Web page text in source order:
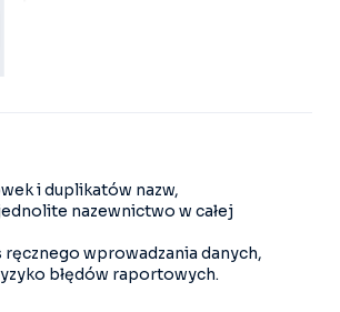
i duplikatów nazw,
nazewnictwo w całej
ręcznego wprowadzania danych,
błędów raportowych.